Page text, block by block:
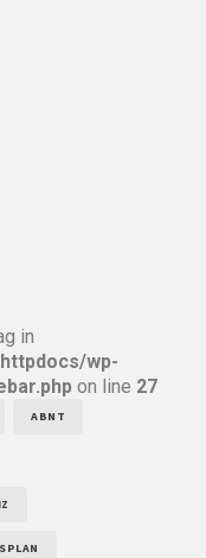
in
wp-
on line 27
ABNT